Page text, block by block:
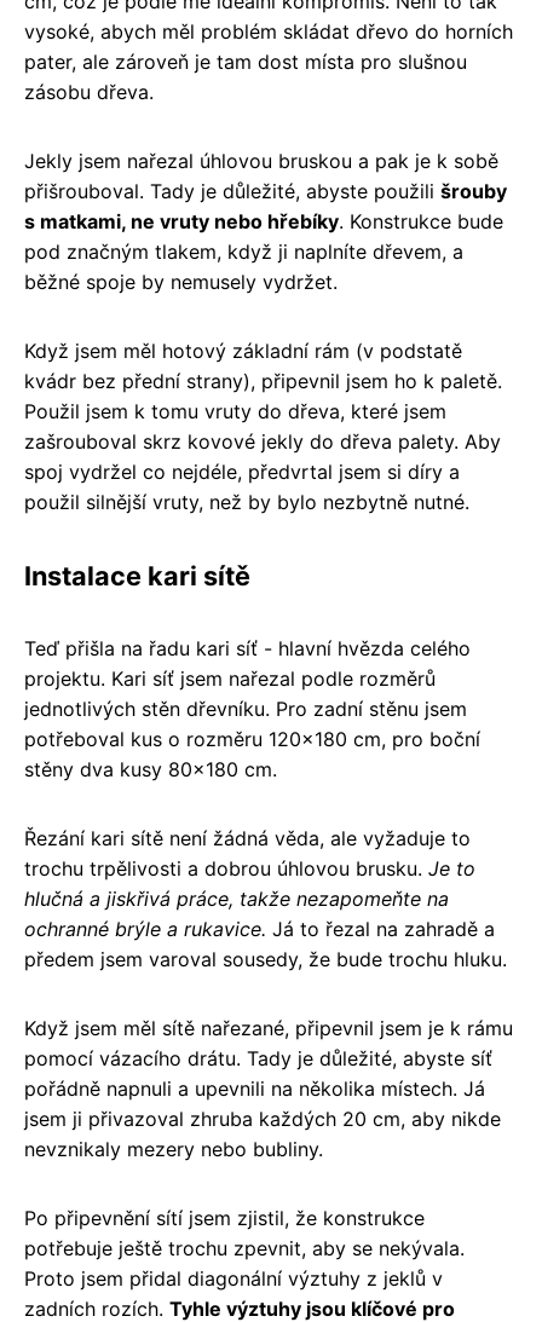
vysoké, abych měl problém skládat dřevo do horních
pater, ale zároveň je tam dost místa pro slušnou
zásobu dřeva.
Jekly jsem nařezal úhlovou bruskou a pak je k sobě
přišrouboval. Tady je důležité, abyste použili šrouby
s matkami, ne vruty nebo hřebíky. Konstrukce bude
pod značným tlakem, když ji naplníte dřevem, a
běžné spoje by nemusely vydržet.
Když jsem měl hotový základní rám (v podstatě
kvádr bez přední strany), připevnil jsem ho k paletě.
Použil jsem k tomu vruty do dřeva, které jsem
zašrouboval skrz kovové jekly do dřeva palety. Aby
spoj vydržel co nejdéle, předvrtal jsem si díry a
použil silnější vruty, než by bylo nezbytně nutné.
Instalace kari sítě
Teď přišla na řadu kari síť - hlavní hvězda celého
projektu. Kari síť jsem nařezal podle rozměrů
jednotlivých stěn dřevníku. Pro zadní stěnu jsem
potřeboval kus o rozměru 120x180 cm, pro boční
stěny dva kusy 80x180 cm.
Řezání kari sítě není žádná věda, ale vyžaduje to
trochu trpělivosti a dobrou úhlovou brusku. Je to
hlučná a jiskřivá práce, takže nezapomeňte na
ochranné brýle a rukavice. Já to řezal na zahradě a
předem jsem varoval sousedy, že bude trochu hluku.
Když jsem měl sítě nařezané, připevnil jsem je k rámu
pomocí vázacího drátu. Tady je důležité, abyste síť
pořádně napnuli a upevnili na několika místech. Já
jsem ji přivazoval zhruba každých 20 cm, aby nikde
nevznikaly mezery nebo bubliny.
Po připevnění sítí jsem zjistil, že konstrukce
potřebuje ještě trochu zpevnit, aby se nekývala.
Proto jsem přidal diagonální výztuhy z jeklů v
zadních rozích. Tyhle výztuhy jsou klíčové pro